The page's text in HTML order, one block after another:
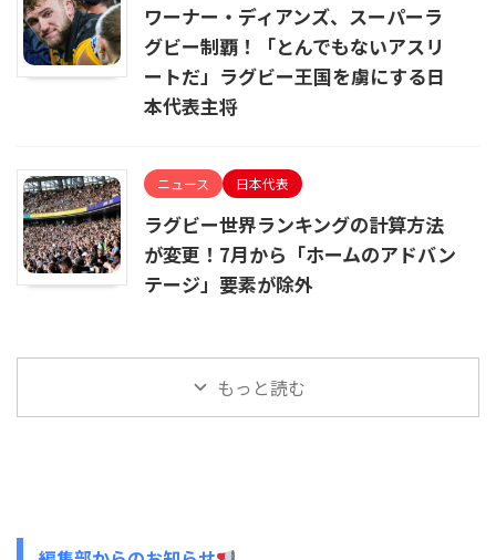
ワーナー・ディアンズ、スーパーラ
グビー制覇！「とんでもないアスリ
ートだ」ラグビー王国を虜にする日
本代表主将
ニュース 日本代表
ラグビー世界ランキングの計算方法
が変更！7月から「ホームのアドバン
テージ」要素が除外
もっと読む